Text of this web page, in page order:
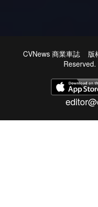
CVNews 商業車誌 版